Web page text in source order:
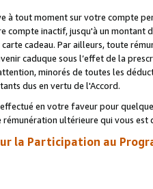
à tout moment sur votre compte
compte inactif, jusqu'à un montant
cadeau. Par ailleurs, toute
caduque sous l’effet de la
minorés de toutes les
dus en vertu de l'Accord.
en votre faveur pour
ultérieure qui vous est
la Participation au